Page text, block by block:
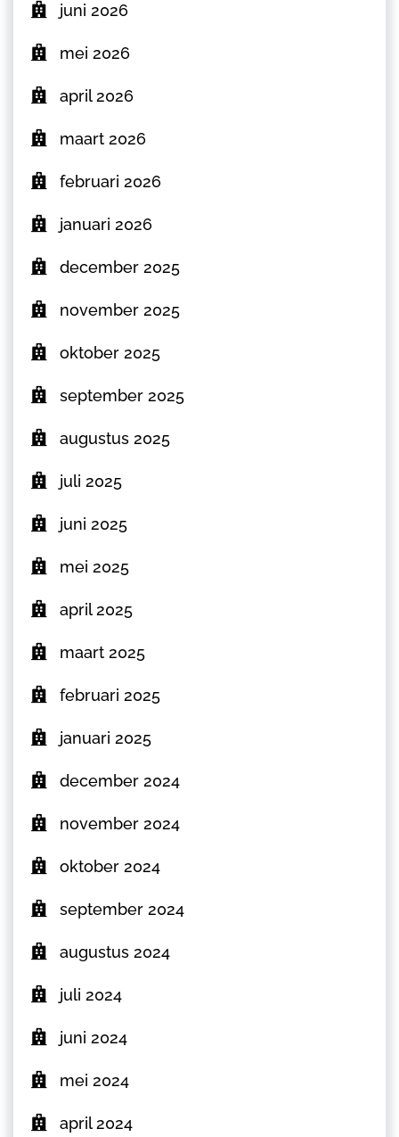
juni 2026
mei 2026
april 2026
maart 2026
februari 2026
januari 2026
december 2025
november 2025
oktober 2025
september 2025
augustus 2025
juli 2025
juni 2025
mei 2025
april 2025
maart 2025
februari 2025
januari 2025
december 2024
november 2024
oktober 2024
september 2024
augustus 2024
juli 2024
juni 2024
mei 2024
april 2024